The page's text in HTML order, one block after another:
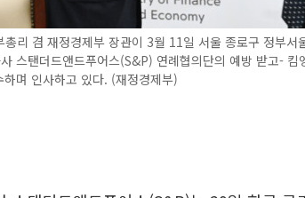
리 겸 재정경제부 장관이 3월 11일 서울 종로구 정부서
스탠더드앤드푸어스(S&P) 연례협의단의 예방 받고- 킴
하며 인사하고 있다. (재정경제부)